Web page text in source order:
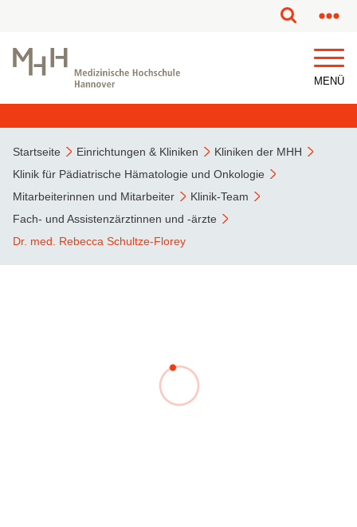
MENÜ
Startseite Einrichtungen & Kliniken
Kliniken der MHH
Klinik für Pädiatrische Hämatologie und Onkologie
Mitarbeiterinnen und Mitarbeiter
Klinik-Team
Fach- und Assistenzärztinnen und -ärzte
Dr. med. Rebecca Schultze-Florey